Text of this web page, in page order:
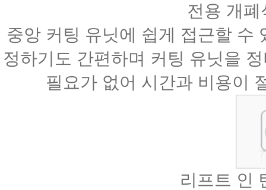
전용 개
중앙 커팅 유닛에 쉽게 접근할 수
정하기도 간편하며 커팅 유닛을
필요가 없어 시간과 비용이
리프트 인